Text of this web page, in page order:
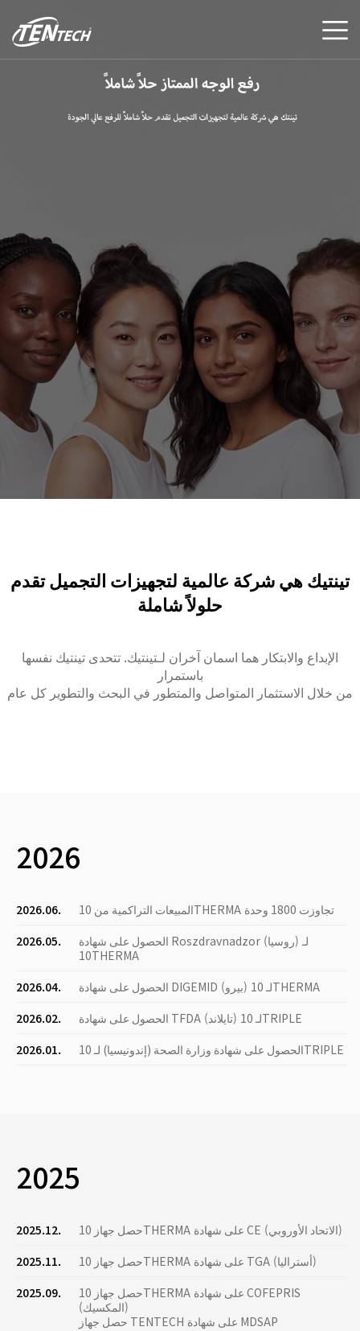
تينتيك هي شركة عالمية لتجهيزات التجميل تقدم
حلولاً شاملة
الإبداع والابتكار هما اسمان آخران لـتينتيك. تتحدى تينتيك نفسها
باستمرار
من خلال الاستثمار المتواصل والمتطور في البحث والتطوير كل عام
2026
2026.06.
المبيعات التراكمية من 10THERMA تجاوزت 1800 وحدة
2026.05.
الحصول على شهادة Roszdravnadzor (روسيا) لـ
10THERMA
2026.04.
الحصول على شهادة DIGEMID (بيرو) لـ 10THERMA
2026.02.
الحصول على شهادة TFDA (تايلاند) لـ 10TRIPLE
2026.01.
الحصول على شهادة وزارة الصحة (إندونيسيا) لـ 10TRIPLE
2025
2025.12.
حصل جهاز 10THERMA على شهادة CE (الاتحاد الأوروبي)
2025.11.
حصل جهاز 10THERMA على شهادة TGA (أستراليا)
2025.09.
حصل جهاز 10THERMA على شهادة COFEPRIS
(المكسيك)
حصل جهاز TENTECH على شهادة MDSAP